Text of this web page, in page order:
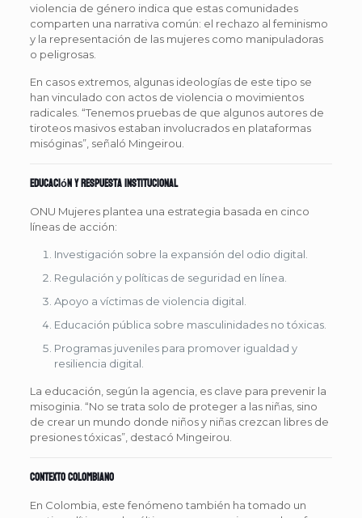
violencia de género indica que estas comunidades
comparten una narrativa común: el rechazo al feminismo
y la representación de las mujeres como manipuladoras
o peligrosas.
En casos extremos, algunas ideologías de este tipo se
han vinculado con actos de violencia o movimientos
radicales. “Tenemos pruebas de que algunos autores de
tiroteos masivos estaban involucrados en plataformas
misóginas”, señaló Mingeirou.
Educación y respuesta institucional
ONU Mujeres plantea una estrategia basada en cinco
líneas de acción:
Investigación sobre la expansión del odio digital.
Regulación y políticas de seguridad en línea.
Apoyo a víctimas de violencia digital.
Educación pública sobre masculinidades no tóxicas.
Programas juveniles para promover igualdad y
resiliencia digital.
La educación, según la agencia, es clave para prevenir la
misoginia. “No se trata solo de proteger a las niñas, sino
de crear un mundo donde niños y niñas crezcan libres de
presiones tóxicas”, destacó Mingeirou.
Contexto colombiano
En Colombia, este fenómeno también ha tomado un